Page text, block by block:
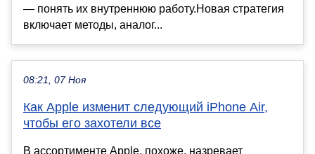
— понять их внутреннюю работу.Новая стратегия
включает методы, аналог...
08:21, 07 Ноя
Как Apple изменит следующий iPhone Air,
чтобы его захотели все
В ассортименте Apple, похоже, назревает